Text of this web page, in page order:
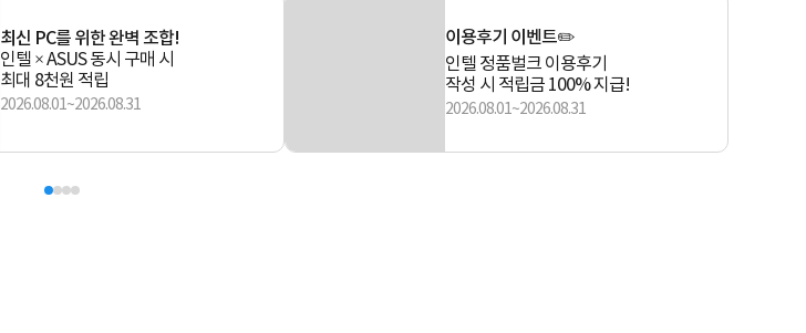
최신 PC를 위한 완벽 조합!
인텔 × ASUS 동시 구매 시
최대 8천원 적립
2026.08.01~2026.08.31
이용후기 이벤트✏️
인텔 정품벌크 이용후기
작성 시 적립금 100% 지급!
2026.08.01~2026.08.31